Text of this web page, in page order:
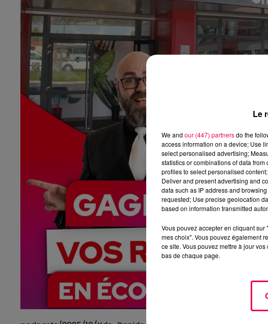
Le
We and our (447) partnersdo the
access information on a device; Use
select personalised advertising;
statistics or combinations of data
profiles to select personalised
Deliver and present advertising and
data such as IP address and
requested; Use precise geolocation
based on information transmitted
Vous pouvez accepter en cliquant
mes choix". Vous pouvez également
ce site. Vous pouvez mettre à jour
bas de chaque page.